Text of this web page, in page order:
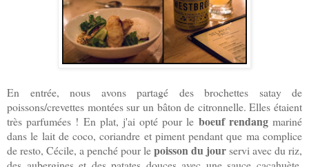
En entrée, nous avons partagé des brochettes satay de
poissons/crevettes montées sur un bâton de citronnelle. Elles étaient
très parfumées ! En plat, j'ai opté pour le boeuf rendangmariné
dans le lait de coco, coriandre et piment pendant que ma complice
de resto, Cécile, a penché pour lepoisson du jourservi avec du riz,